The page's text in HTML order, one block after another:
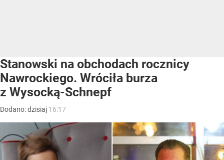
Stanowski na obchodach rocznicy
Nawrockiego. Wróciła burza
z Wysocką-Schnepf
Dodano:dzisiaj 16:17